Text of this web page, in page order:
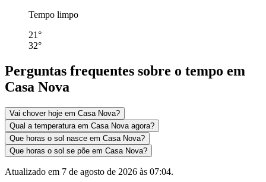
Tempo limpo
21°
32°
Perguntas frequentes sobre o tempo em
Casa Nova
Vai chover hoje em Casa Nova?
Qual a temperatura em Casa Nova agora?
Que horas o sol nasce em Casa Nova?
Que horas o sol se põe em Casa Nova?
Atualizado em 7 de agosto de 2026 às 07:04.